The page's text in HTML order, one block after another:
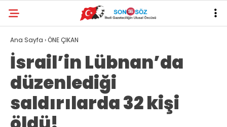
Ana Sayfa ›ÖNE ÇIKAN
İsrail’in Lübnan’da
düzenlediği
saldırılarda 32 kişi